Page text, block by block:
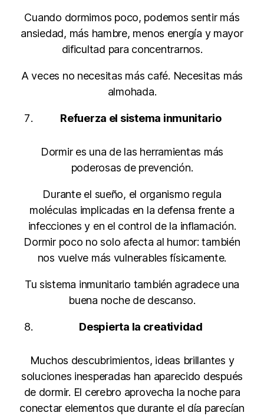
Cuando dormimos poco, podemos sentir más
ansiedad, más hambre, menos energía y mayor
dificultad para concentrarnos.
A veces no necesitas más café. Necesitas más
almohada.
Refuerza el sistema inmunitario
Dormir es una de las herramientas más
poderosas de prevención.
Durante el sueño, el organismo regula
moléculas implicadas en la defensa frente a
infecciones y en el control de la inflamación.
Dormir poco no solo afecta al humor: también
nos vuelve más vulnerables físicamente.
Tu sistema inmunitario también agradece una
buena noche de descanso.
Despierta la creatividad
Muchos descubrimientos, ideas brillantes y
soluciones inesperadas han aparecido después
de dormir. El cerebro aprovecha la noche para
conectar elementos que durante el día parecían